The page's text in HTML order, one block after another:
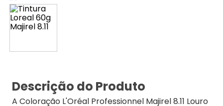
Descrição do Produto
A Coloração L'Oréal Professionnel Majirel 8.11 Louro